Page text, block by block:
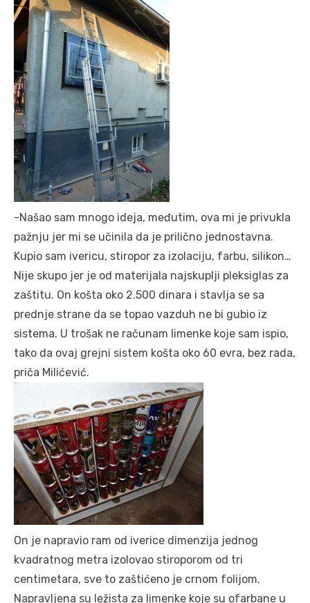
-Našao sam mnogo ideja, međutim, ova mi je privukla
pažnju jer mi se učinila da je prilično jednostavna.
Kupio sam ivericu, stiropor za izolaciju, farbu, silikon…
Nije skupo jer je od materijala najskuplji pleksiglas za
zaštitu. On košta oko 2.500 dinara i stavlja se sa
prednje strane da se topao vazduh ne bi gubio iz
sistema. U trošak ne računam limenke koje sam ispio,
tako da ovaj grejni sistem košta oko 60 evra, bez rada,
priča Milićević.
On je napravio ram od iverice dimenzija jednog
kvadratnog metra izolovao stiroporom od tri
centimetara, sve to zaštićeno je crnom folijom.
Napravljena su ležista za limenke koje su ofarbane u